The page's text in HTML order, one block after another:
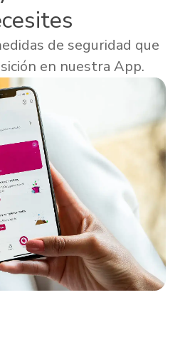
de seguridad que
en nuestra App.